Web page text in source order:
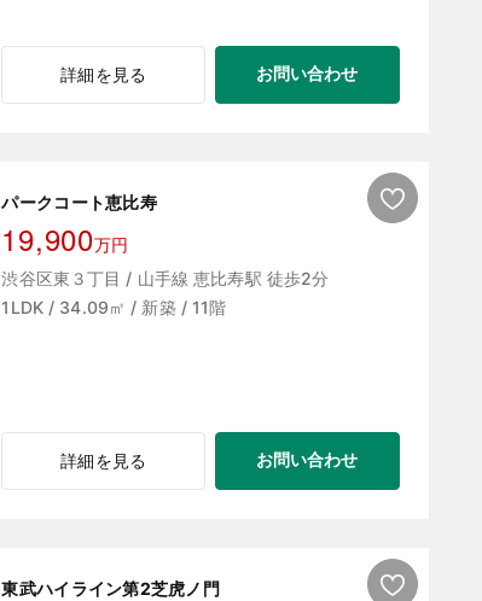
詳細を見る お問い合わせ
パークコート恵比寿
19,900万円
渋谷区東３丁目 / 山手線 恵比寿駅 徒歩2分
1LDK / 34.09㎡ / 新築 / 11階
詳細を見る お問い合わせ
東武ハイライン第2芝虎ノ門